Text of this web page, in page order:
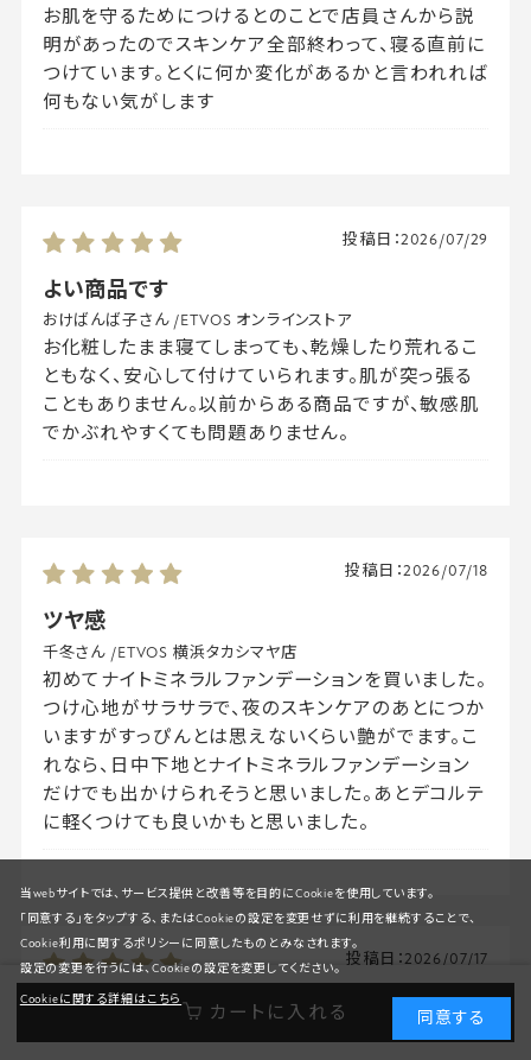
カートに入れる
お肌を守るためにつけるとのことで店員さんから説
明があったのでスキンケア全部終わって、寝る直前に
つけています。とくに何か変化があるかと言われれば
何もない気がします
よい商品です
投稿日：2026/07/29
おけばんば子さん /ETVOS オンラインストア
お化粧したまま寝てしまっても、乾燥したり荒れるこ
ともなく、安心して付けていられます。肌が突っ張る
こともありません。以前からある商品ですが、敏感肌
でかぶれやすくても問題ありません。
ツヤ感
投稿日：2026/07/18
千冬さん /ETVOS 横浜タカシマヤ店
初めてナイトミネラルファンデーションを買いました。
つけ心地がサラサラで、夜のスキンケアのあとにつか
いますがすっぴんとは思えないくらい艶がでます。こ
れなら、日中下地とナイトミネラルファンデーション
だけでも出かけられそうと思いました。あとデコルテ
に軽くつけても良いかもと思いました。
お手軽
投稿日：2026/07/17
りはあさん /ETVOS オンラインストア
当webサイトでは、サービス提供と改善等を目的にCookieを使用しています。
「同意する」をタップする、またはCookieの設定を変更せずに利用を継続することで、
Cookie利用に関するポリシーに同意したものとみなされます。
設定の変更を行うには、Cookieの設定を変更してください。
Cookieに関する詳細はこちら
同意する